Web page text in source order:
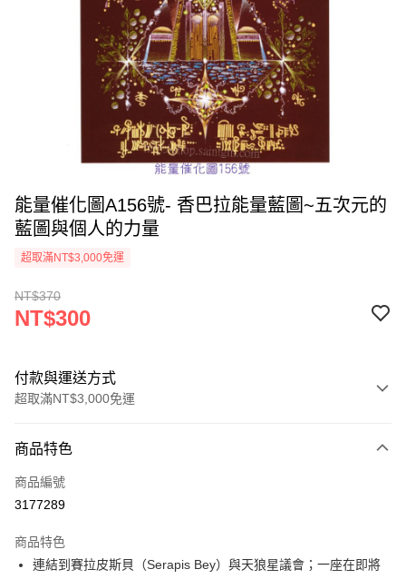
能量催化圖A156號- 香巴拉能量藍圖~五次元的
藍圖與個人的力量
超取滿NT$3,000免運
NT$370
NT$300
付款與運送方式
超取滿NT$3,000免運
信用卡一次付款
超商取貨付款
Apple Pay
商品特色
商品編號
3177289
商品特色
連結到賽拉皮斯貝（Serapis Bey）與天狼星議會；一座在即將